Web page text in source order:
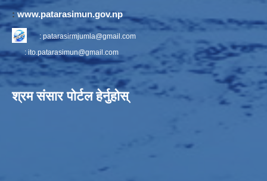
:www.patarasimun.gov.np
: patarasirmjumla@gmail.com
: ito.patarasimun@gmail.com
श्रम संसार पोर्टल हेर्नुहोस्